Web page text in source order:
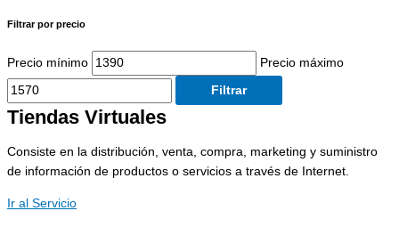
Filtrar por precio
Precio mínimo Precio máximo
Filtrar
Tiendas Virtuales
Consiste en la distribución, venta, compra, marketing y suministro
de información de productos o servicios a través de Internet.
Ir al Servicio